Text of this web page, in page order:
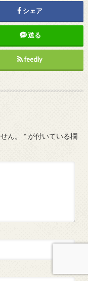
シェア
送る
feedly
ん。 *が付いている欄